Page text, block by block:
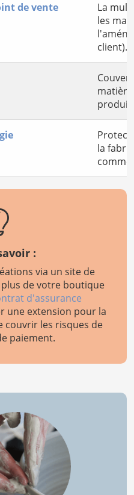
de vente
La
les
client).
la
:
via un site de
de votre boutique
d'assurance
une extension pour la
couvrir les risques de
paiement.